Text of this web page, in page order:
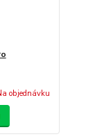
objednávku